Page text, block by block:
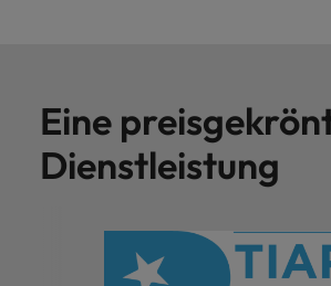
Eine
Dienstleistung